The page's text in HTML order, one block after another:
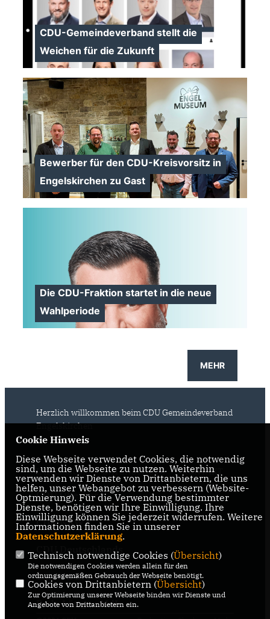
CDU-Gemeindeverband stellt die
Weichen für die Zukunft
>
Bewerber für den CDU-Kreisvorsitz in
Engelskirchen zu Gast
Die CDU-Fraktion startet in die neue
Wahlperiode
>
MEHR
Herzlich willkommen beim CDU Gemeindeverband
Engelskirchen
IMPRESSUM DATENSCHUTZ KONTAKT
CDU Oberberg
CDU NRW
CDU Deutschlands
Carsten Brodesser MdB
Bodo Löttgen MdL
Cookie Hinweis
Diese Webseite verwendet Cookies, die notwendig
sind, um die Webseite zu nutzen. Weiterhin
verwenden wir Dienste von Drittanbietern, die uns
helfen, unser Webangebot zu verbessern (Website-
Optmierung). Für die Verwendung bestimmter
Dienste, benötigen wir Ihre Einwilligung. Ihre
Einwilligung können Sie jederzeit widerrufen. Weitere
Informationen finden Sie in unserer
Datenschutzerklärung.
Technisch notwendige Cookies (Übersicht)
Die notwendigen Cookies werden allein für den
ordnungsgemäßen Gebrauch der Webseite benötigt.
Cookies von Drittanbietern (Übersicht)
Zur Optimierung unserer Webseite binden wir Dienste und
Angebote von Drittanbietern ein.